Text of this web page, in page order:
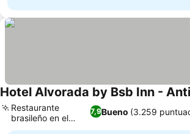
Hotel Alvorada by Bsb Inn -
7,9Bueno (3.259
Restaurante
brasileño en el
hotel